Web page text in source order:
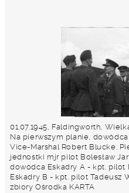
01.07.1945, Faldingworth,
Na pierwszym planie,
Vice-Marshal Robert Blucke.
jednostki mjr pilot Bolesław
dowódca Eskadry A - kpt. pilot
Eskadry B - kpt. pilot Tadeusz
zbiory Ośrodka KARTA